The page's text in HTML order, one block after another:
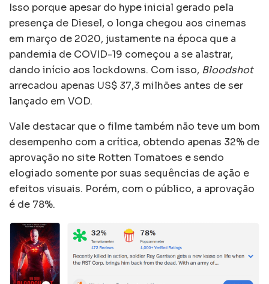
Isso porque apesar do hype inicial gerado pela
presença de Diesel, o longa chegou aos cinemas
em março de 2020, justamente na época que a
pandemia de COVID-19 começou a se alastrar,
dando início aos lockdowns. Com isso, Bloodshot
arrecadou apenas US$ 37,3 milhões antes de ser
lançado em VOD.
Vale destacar que o filme também não teve um bom
desempenho com a crítica, obtendo apenas 32% de
aprovação no site Rotten Tomatoes e sendo
elogiado somente por suas sequências de ação e
efeitos visuais. Porém, com o público, a aprovação
é de 78%.